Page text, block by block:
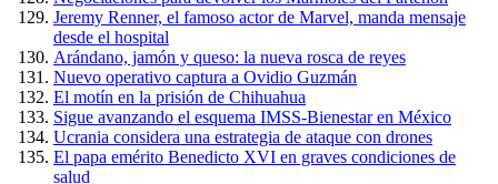
Jeremy Renner, el famoso actor de Marvel, manda mensaje
desde el hospital
Arándano, jamón y queso: la nueva rosca de reyes
Nuevo operativo captura a Ovidio Guzmán
El motín en la prisión de Chihuahua
Sigue avanzando el esquema IMSS-Bienestar en México
Ucrania considera una estrategia de ataque con drones
El papa emérito Benedicto XVI en graves condiciones de
salud